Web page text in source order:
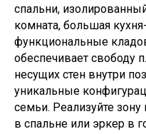
спальни,
комната, большая
функциональные
обеспечивает свободу
несущих стен внутри
уникальные
семьи. Реализуйте
в спальне или эркер в
Московская
Москва
Добро